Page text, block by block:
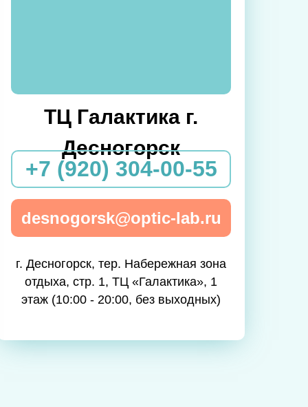
ТЦ Галактика г.
Десногорск
+7 (920) 304-00-55
desnogorsk@optic-lab.ru
г. Десногорск, тер. Набережная зона
отдыха, стр. 1, ТЦ «Галактика», 1
этаж (10:00 - 20:00, без выходных)